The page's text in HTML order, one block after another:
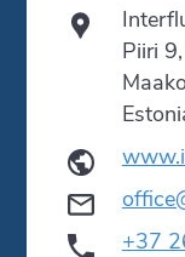
Piiri
+37